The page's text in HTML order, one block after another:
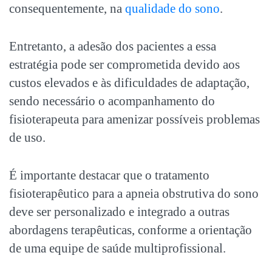
consequentemente, na qualidade do sono.
Entretanto, a adesão dos pacientes a essa
estratégia pode ser comprometida devido aos
custos elevados e às dificuldades de adaptação,
sendo necessário o acompanhamento do
fisioterapeuta para amenizar possíveis problemas
de uso.
É importante destacar que o tratamento
fisioterapêutico para a apneia obstrutiva do sono
deve ser personalizado e integrado a outras
abordagens terapêuticas, conforme a orientação
de uma equipe de saúde multiprofissional.